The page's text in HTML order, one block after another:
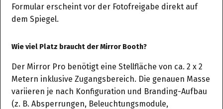
Formular erscheint vor der Fotofreigabe direkt auf
dem Spiegel.
Wie viel Platz braucht der Mirror Booth?
Der Mirror Pro benötigt eine Stellfläche von ca. 2 x 2
Metern inklusive Zugangsbereich. Die genauen Masse
variieren je nach Konfiguration und Branding-Aufbau
(z. B. Absperrungen, Beleuchtungsmodule,